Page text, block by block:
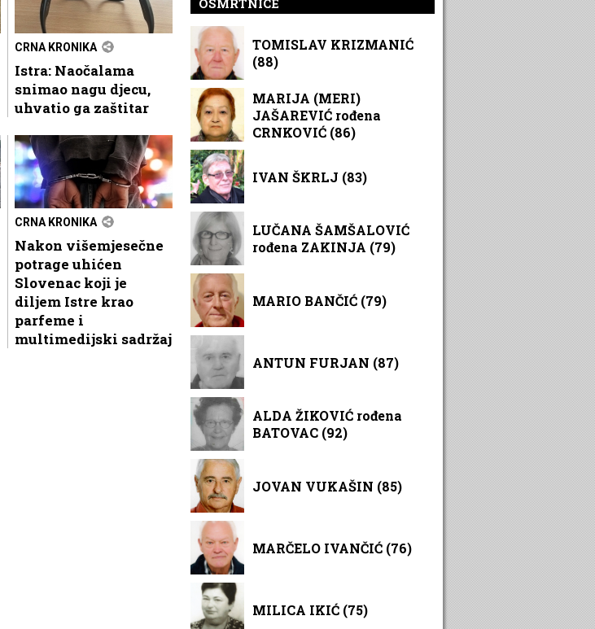
CRNA KRONIKA
Istra: Naočalama
snimao nagu djecu,
uhvatio ga zaštitar
CRNA KRONIKA
Nakon višemjesečne
potrage uhićen
Slovenac koji je
diljem Istre krao
parfeme i
multimedijski sadržaj
OSMRTNICE
TOMISLAV KRIZMANIĆ
(88)
MARIJA (MERI)
JAŠAREVIĆ rođena
CRNKOVIĆ (86)
IVAN ŠKRLJ (83)
LUČANA ŠAMŠALOVIĆ
rođena ZAKINJA (79)
MARIO BANČIĆ (79)
ANTUN FURJAN (87)
ALDA ŽIKOVIĆ rođena
BATOVAC (92)
JOVAN VUKAŠIN (85)
MARČELO IVANČIĆ (76)
MILICA IKIĆ (75)